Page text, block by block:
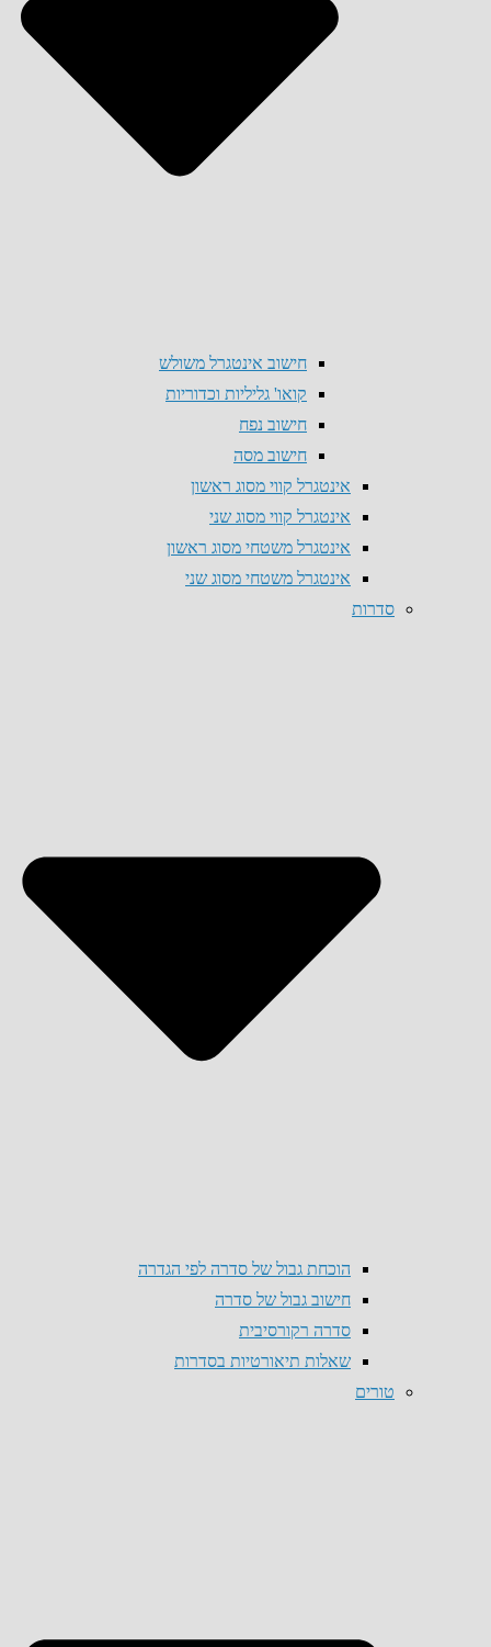
חישוב אינטגרל משולש
קואו' גליליות וכדוריות
חישוב נפח
חישוב מסה
אינטגרל קווי מסוג ראשון
אינטגרל קווי מסוג שני
אינטגרל משטחי מסוג ראשון
אינטגרל משטחי מסוג שני
סדרות
הוכחת גבול של סדרה לפי הגדרה
חישוב גבול של סדרה
סדרה רקורסיבית
שאלות תיאורטיות בסדרות
טורים